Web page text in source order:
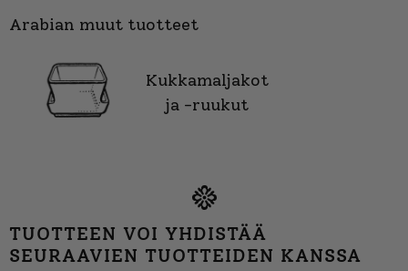
Arabian muut tuotteet
Kukkamaljakot
ja -ruukut
TUOTTEEN VOI YHDISTÄÄ
SEURAAVIEN TUOTTEIDEN KANSSA